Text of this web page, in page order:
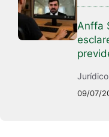
Anffa
Jurídico
09/07/